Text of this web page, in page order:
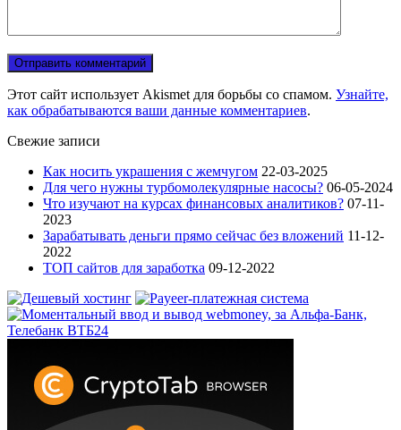
Этот сайт использует Akismet для борьбы со спамом. Узнайте,
как обрабатываются ваши данные комментариев.
Свежие записи
Как носить украшения с жемчугом 22-03-2025
Для чего нужны турбомолекулярные насосы? 06-05-2024
Что изучают на курсах финансовых аналитиков? 07-11-
2023
Зарабатывать деньги прямо сейчас без вложений 11-12-
2022
ТОП сайтов для заработка 09-12-2022